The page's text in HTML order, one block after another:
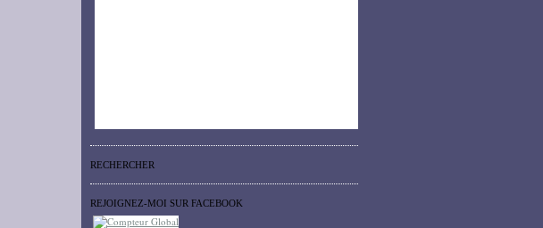
RECHERCHER
REJOIGNEZ-MOI SUR FACEBOOK